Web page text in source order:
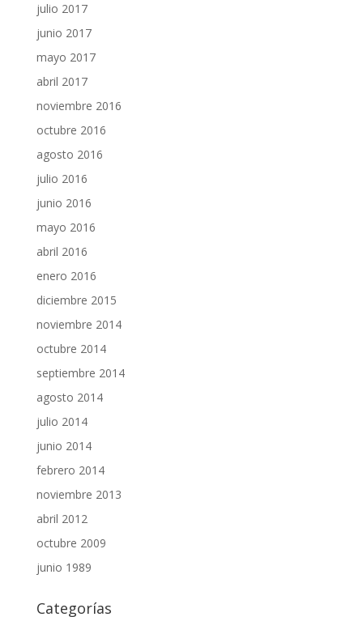
julio 2017
junio 2017
mayo 2017
abril 2017
noviembre 2016
octubre 2016
agosto 2016
julio 2016
junio 2016
mayo 2016
abril 2016
enero 2016
diciembre 2015
noviembre 2014
octubre 2014
septiembre 2014
agosto 2014
julio 2014
junio 2014
febrero 2014
noviembre 2013
abril 2012
octubre 2009
junio 1989
Categorías